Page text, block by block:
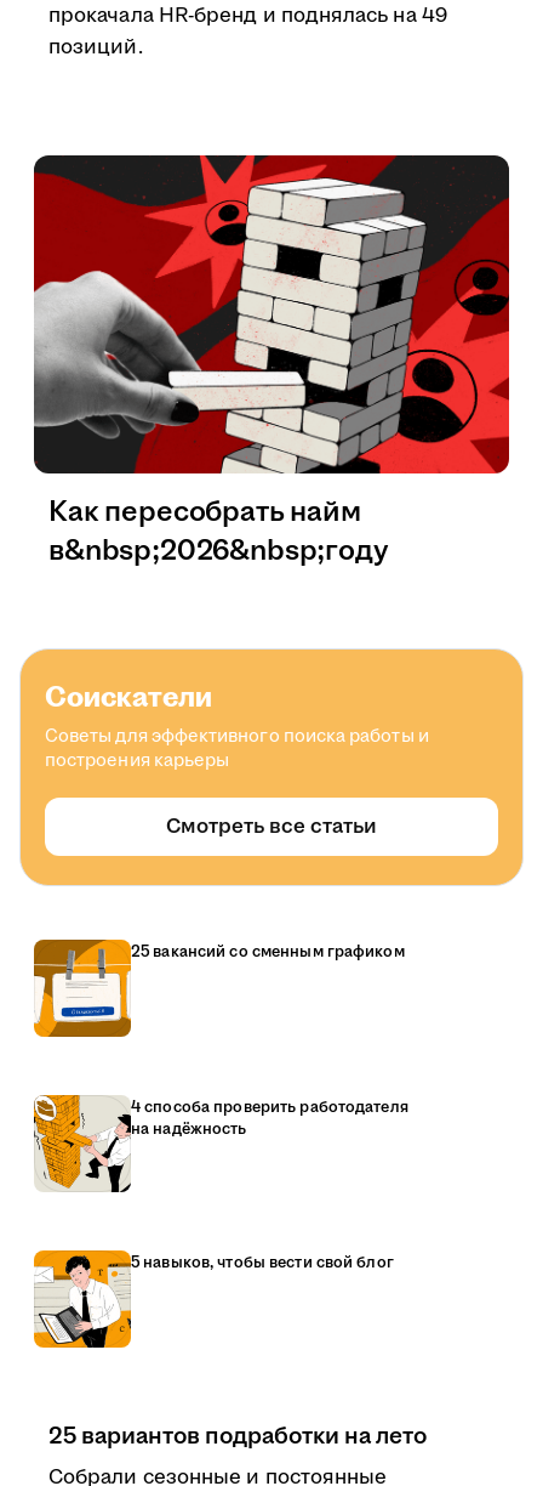
прокачала HR-бренд и поднялась на 49
позиций.
Как пересобрать найм
в&nbsp;2026&nbsp;году
Соискатели
Советы для эффективного поиска работы и
построения карьеры
Смотреть все статьи
25 вакансий со сменным графиком
4 способа проверить работодателя
на надёжность
5 навыков, чтобы вести свой блог
25 вариантов подработки на лето
Собрали сезонные и постоянные